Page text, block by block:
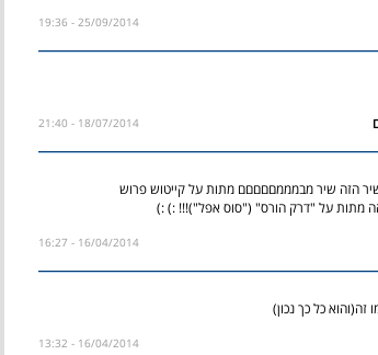
25/09/2014 - 19:36
18/07/2014 - 21:40
הזה שיר מבמממםםםםם מתות על קייטוש פרוש
מתות על "דרק הורס" ("סוס אפל")!!! :) :)
16/04/2014 - 16:27
זה(והוא כל כך נכון)
16/04/2014 - 13:32